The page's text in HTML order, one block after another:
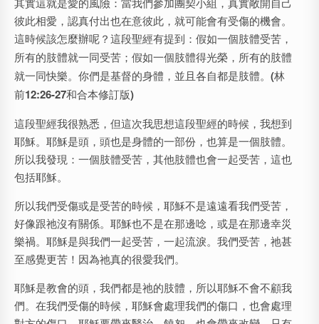
彼此相愛，認真付出也在意彼此，就可能會有受傷的機會。
這時候該怎麼辦呢？這段聖經有提到： 假如一個肢體受苦，
所有的肢體就一同受苦；假如一個肢體得光榮，所有的肢體
就一同快樂。你們是基督的身體，並且各自都是肢體。 (林
前12:26-27和合本修訂版)
這段聖經我很熟悉，但這次我思想這段聖經的時候，我想到
耶穌。耶穌是頭，頭也是身體的一部份，也算是一個肢體。
所以我發現：一個肢體受苦，其他肢體也會一起受苦，這也
包括耶穌。
所以我們受傷或是受苦的時候，耶穌不是遠遠看我們受苦，
好像跟祂沒有關係。耶穌也不是在那邊唸，或是在那邊幸災
樂禍。耶穌是與我們一起受苦，一起流淚。我們受苦，祂甚
至感覺更苦！因為祂真的很愛我們。
耶穌是教會的頭，我們都是祂的肢體，所以耶穌不會不顧我
們。在我們受傷的時候，耶穌會處理我們的傷口，也會處理